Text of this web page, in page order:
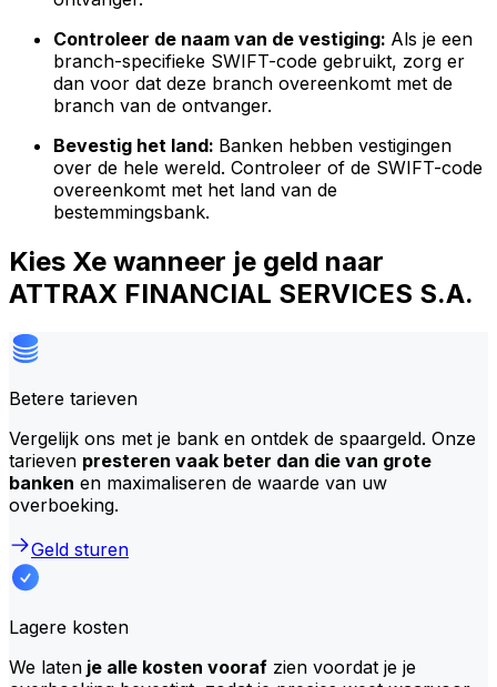
Controleer de naam van de vestiging: Als je een
branch-specifieke SWIFT-code gebruikt, zorg er
dan voor dat deze branch overeenkomt met de
branch van de ontvanger.
Bevestig het land: Banken hebben vestigingen
over de hele wereld. Controleer of de SWIFT-code
overeenkomt met het land van de
bestemmingsbank.
Kies Xe wanneer je geld naar
ATTRAX FINANCIAL SERVICES S.A.
Betere tarieven
Vergelijk ons met je bank en ontdek de spaargeld. Onze
tarieven presteren vaak beter dan die van grote
banken en maximaliseren de waarde van uw
overboeking.
Geld sturen
Lagere kosten
We laten je alle kosten vooraf zien voordat je je